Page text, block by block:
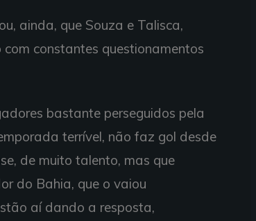
ainda, que Souza e Talisca,
constantes questionamentos
bastante perseguidos pela
terrível, não faz gol desde
de muito talento, mas que
do Bahia, que o vaiou
aí dando a resposta,